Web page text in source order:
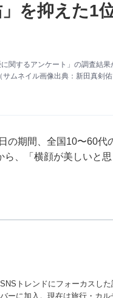
を抑えた1
関するアンケート」の調査結
ムネイル画像出典：新田真剣佑
の期間、全国10〜60代
、「横顔が美しいと
トレンドにフォーカスし
ーに加入。現在は旅行・カ